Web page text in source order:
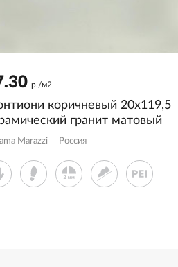
р./м2
коричневый 20x119,5
гранит матовый
Marazzi Россия